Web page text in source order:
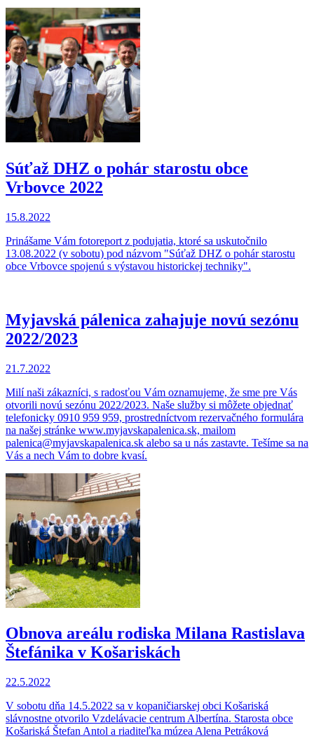
Súťaž DHZ o pohár starostu obce
Vrbovce 2022
15.8.2022
Prinášame Vám fotoreport z podujatia, ktoré sa uskutočnilo
13.08.2022 (v sobotu) pod názvom "Súťaž DHZ o pohár starostu
obce Vrbovce spojenú s výstavou historickej techniky".
Myjavská pálenica zahajuje novú sezónu
2022/2023
21.7.2022
Milí naši zákazníci, s radosťou Vám oznamujeme, že sme pre Vás
otvorili novú sezónu 2022/2023. Naše služby si môžete objednať
telefonicky 0910 959 959, prostredníctvom rezervačného formulára
na našej stránke www.myjavskapalenica.sk, mailom
palenica@myjavskapalenica.sk alebo sa u nás zastavte. Tešíme sa na
Vás a nech Vám to dobre kvasí.
Obnova areálu rodiska Milana Rastislava
Štefánika v Košariskách
22.5.2022
V sobotu dňa 14.5.2022 sa v kopaničiarskej obci Košariská
slávnostne otvorilo Vzdelávacie centrum Albertína. Starosta obce
Košariská Štefan Antol a riaditeľka múzea Alena Petráková